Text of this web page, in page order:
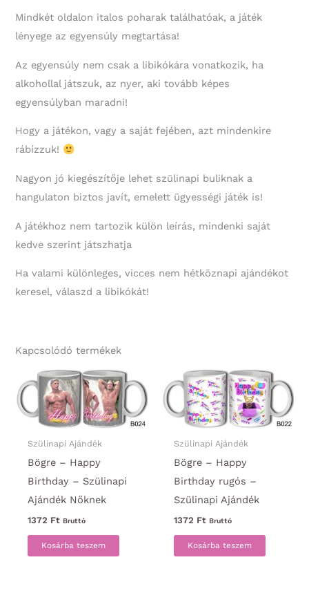
Mindkét oldalon italos poharak találhatóak, a játék
lényege az egyensúly megtartása!
Az egyensúly nem csak a libikókára vonatkozik, ha
alkohollal játszuk, az nyer, aki tovább képes
egyensúlyban maradni!
Hogy a játékon, vagy a saját fejében, azt mindenkire
rábízzuk!
Nagyon jó kiegészítője lehet szülinapi buliknak a
hangulaton biztos javít, emelett ügyességi játék is!
A játékhoz nem tartozik külön leírás, mindenki saját
kedve szerint játszhatja
Ha valami különleges, vicces nem hétköznapi ajándékot
keresel, válaszd a libikókát!
Kapcsolódó termékek
Szülinapi Ajándék
Bögre – Happy
Birthday – Szülinapi
Ajándék Nőknek
1372 Ft Bruttó
Kosárba teszem
Szülinapi Ajándék
Bögre – Happy
Birthday rugós –
Szülinapi Ajándék
1372 Ft Bruttó
Kosárba teszem